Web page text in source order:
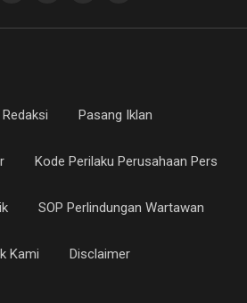
Redaksi Pasang Iklan
Kode Perilaku Perusahaan Pers
SOP Perlindungan Wartawan
Kami Disclaimer